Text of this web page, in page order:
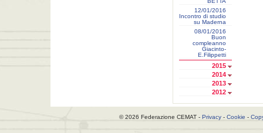
12/01/2016
Incontro di studio
su Maderna
08/01/2016
Buon
compleanno
Giacinto-
E.Filippetti
2015
2014
2013
2012
© 2026 Federazione CEMAT - Privacy - Cookie -